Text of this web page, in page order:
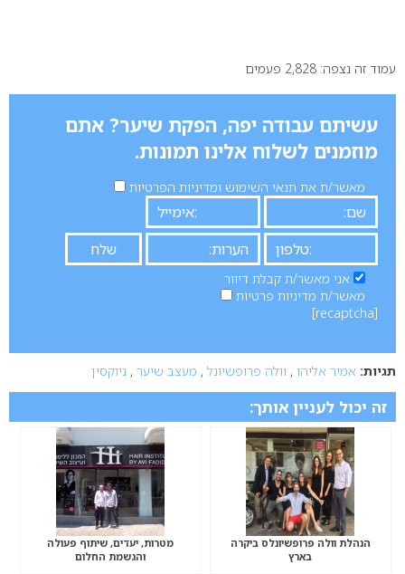
עמוד זה נצפה: 2,828 פעמים
עשיתם עבודה יפה, הפקת שיער? אתם
מוזמנים לשלוח אלינו תמונות.
מאשר/ת את תנאי השימוש ומדיניות הפרטיות
אני מאשר/ת קבלת דיוור
מאשר/ת מדיניות פרטיות
[recaptcha]
תגיות: אמיר אליהו , וולה פרופשיונל , מעצב שיער , ניוקסין
זה יכול לעניין אותך:
הנהלת וולה פרופשיונלס ביקרה
בארץ
מטרות, יעדים, שיתוף פעולה
והגשמת החלום